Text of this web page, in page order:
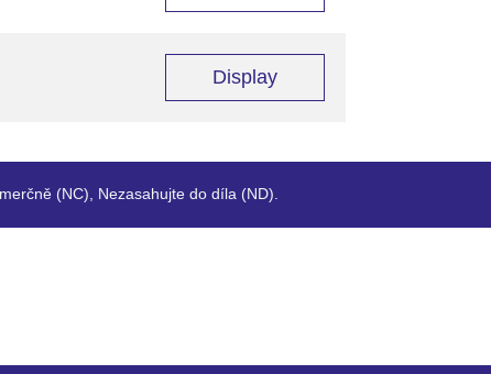
Display
(NC), Nezasahujte do díla (ND).